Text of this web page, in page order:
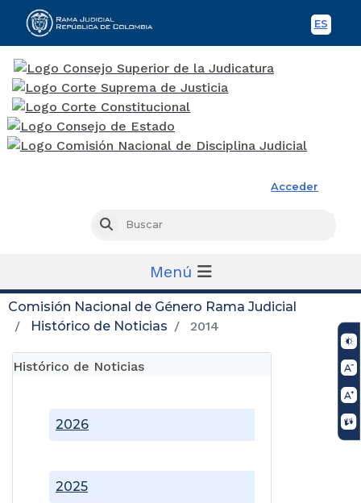
ES
Acceder
Buscar
Menú
Comisión Nacional de Género Rama Judicial
Histórico de Noticias
2014
Histórico de Noticias
2025
2026